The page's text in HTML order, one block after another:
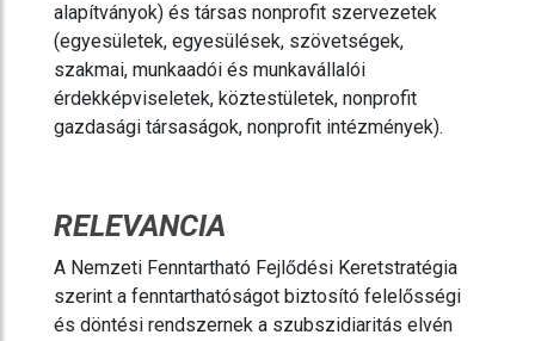
alapítványok) és társas nonprofit szervezetek
(egyesületek, egyesülések, szövetségek,
szakmai, munkaadói és munkavállalói
érdekképviseletek, köztestületek, nonprofit
gazdasági társaságok, nonprofit intézmények).
RELEVANCIA
A Nemzeti Fenntartható Fejlődési Keretstratégia
szerint a fenntarthatóságot biztosító felelősségi
és döntési rendszernek a szubszidiaritás elvén